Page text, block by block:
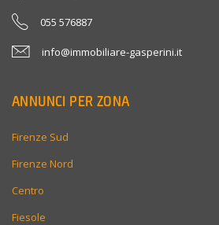
055 576887
info@immobiliare-gasperini.it
ANNUNCI PER ZONA
Firenze Sud
Firenze Nord
Centro
Fiesole